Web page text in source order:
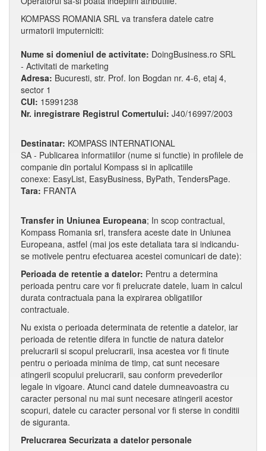
KOMPASS ROMANIA SRL va transfera datele catre
urmatorii imputerniciti:
Nume si domeniul de activitate: DoingBusiness.ro SRL
- Activitati de marketing
Adresa: Bucuresti, str. Prof. Ion Bogdan nr. 4-6, etaj 4,
sector 1
CUI: 15991238
Nr. inregistrare Registrul Comertului: J40/16997/2003
Destinatar: KOMPASS INTERNATIONAL
SA - Publicarea informatiilor (nume si functie) in profilele de
companie din portalul Kompass si in aplicatiile
conexe: EasyList, EasyBusiness, ByPath, TendersPage.
Tara: FRANTA
Transfer in Uniunea Europeana; In scop contractual,
Kompass Romania srl, transfera aceste date in Uniunea
Europeana, astfel (mai jos este detaliata tara si indicandu-
se motivele pentru efectuarea acestei comunicari de date):
Perioada de retentie a datelor: Pentru a determina
perioada pentru care vor fi prelucrate datele, luam in calcul
durata contractuala pana la expirarea obligatiilor
contractuale.
Nu exista o perioada determinata de retentie a datelor, iar
perioada de retentie difera in functie de natura datelor
prelucrarii si scopul prelucrarii, insa acestea vor fi tinute
pentru o perioada minima de timp, cat sunt necesare
atingerii scopului prelucrarii, sau conform prevederilor
legale in vigoare. Atunci cand datele dumneavoastra cu
caracter personal nu mai sunt necesare atingerii acestor
scopuri, datele cu caracter personal vor fi sterse in conditii
de siguranta.
Prelucrarea Securizata a datelor personale